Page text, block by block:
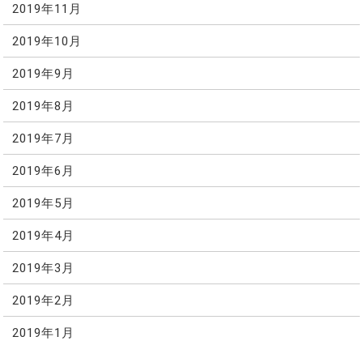
2019年11月
2019年10月
2019年9月
2019年8月
2019年7月
2019年6月
2019年5月
2019年4月
2019年3月
2019年2月
2019年1月